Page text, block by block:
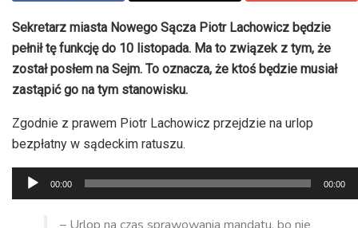
Sekretarz miasta Nowego Sącza Piotr Lachowicz będzie
pełnił tę funkcję do 10 listopada. Ma to związek z tym, że
został posłem na Sejm. To oznacza, że ktoś będzie musiał
zastąpić go na tym stanowisku.
Zgodnie z prawem Piotr Lachowicz przejdzie na urlop
bezpłatny w sądeckim ratuszu.
Odtwarzacz
plików
dźwiękowych
00:00 00:00